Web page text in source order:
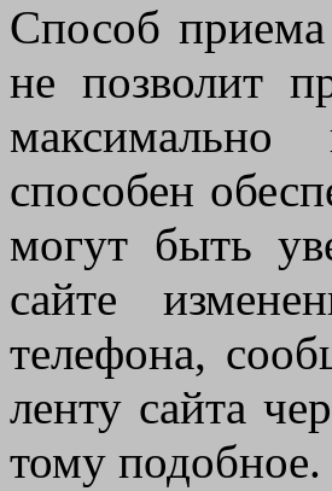
Способ
не позволит
способен
могут быть
сайте
телефона,
ленту сайта
тому подобное.